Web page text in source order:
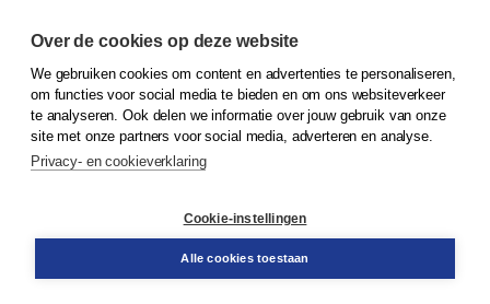
© 2026Koninklijke Boom uitgevers
Klantenservice
Service & informatie
Contact
Over de cookies op deze website
We gebruiken cookies om content en advertenties te personaliseren,
om functies voor social media te bieden en om ons websiteverkeer
te analyseren. Ook delen we informatie over jouw gebruik van onze
site met onze partners voor social media, adverteren en analyse.
Privacy- en cookieverklaring
Cookie-instellingen
Alle cookies toestaan